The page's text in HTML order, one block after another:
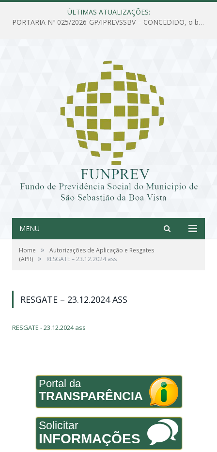
ÚLTIMAS ATUALIZAÇÕES:
PORTARIA Nº 025/2026-GP/IPREVSSBV – CONCEDIDO, o benefício de PENSÃO a MARIA ESTELA DOS SANTOS SOUZA
MENU
Home »
Autorizações de Aplicação e Resgates
(APR) » RESGATE – 23.12.2024 ass
RESGATE – 23.12.2024 ASS
RESGATE - 23.12.2024 ass
Portal da
TRANSPARÊNCIA
Solicitar
INFORMAÇÕES